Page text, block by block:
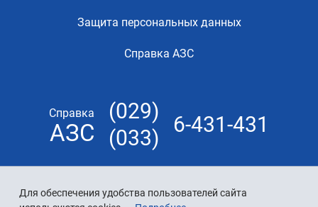
Для обеспечения удобства пользователей сайта
Защита персональных данных
Справка АЗС
Справка
АЗС
(029)
(033)
6-431-431